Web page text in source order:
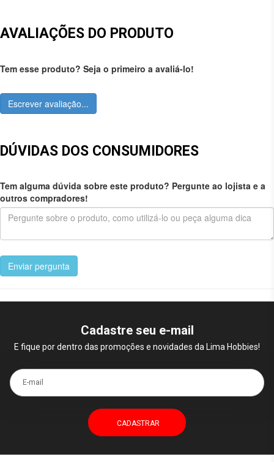
AVALIAÇÕES DO PRODUTO
Tem esse produto? Seja o primeiro a avaliá-lo!
Escrever avaliação...
DÚVIDAS DOS CONSUMIDORES
Tem alguma dúvida sobre este produto? Pergunte ao lojista e a
outros compradores!
Enviar pergunta
Cadastre seu e-mail
E fique por dentro das promoções e novidades da Lima Hobbies!
E-mail